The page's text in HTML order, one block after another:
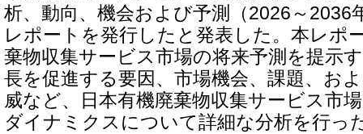
析、動向、機会および予測（2026～2036
レポートを発行したと発表した。本レポ
棄物収集サービス市場の将来予測を提示
長を促進する要因、市場機会、課題、お
威など、日本有機廃棄物収集サービス市
ダイナミクスについて詳細な分析を行っ